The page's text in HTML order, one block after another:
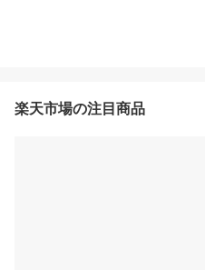
楽天市場の注目商品